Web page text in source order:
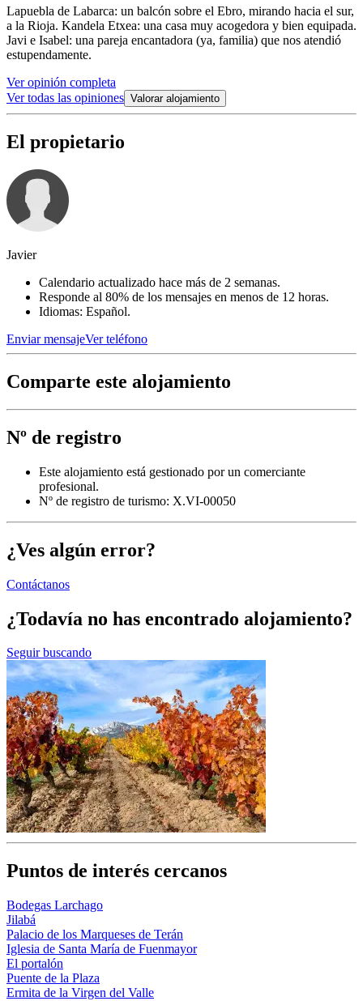
Lapuebla de Labarca: un balcón sobre el Ebro, mirando hacia el sur,
a la Rioja. Kandela Etxea: una casa muy acogedora y bien equipada.
Javi e Isabel: una pareja encantadora (ya, familia) que nos atendió
estupendamente.
Ver opinión completa
Ver todas las opiniones Valorar alojamiento
El propietario
Javier
Calendario actualizado hace más de 2 semanas.
Responde al 80% de los mensajes en menos de 12 horas.
Idiomas: Español.
Enviar mensajeVer teléfono
Comparte este alojamiento
Nº de registro
Este alojamiento está gestionado por un comerciante
profesional.
Nº de registro de turismo: X.VI-00050
¿Ves algún error?
Contáctanos
¿Todavía no has encontrado alojamiento?
Seguir buscando
Puntos de interés cercanos
Bodegas Larchago
Jilabá
Palacio de los Marqueses de Terán
Iglesia de Santa María de Fuenmayor
El portalón
Puente de la Plaza
Ermita de la Virgen del Valle